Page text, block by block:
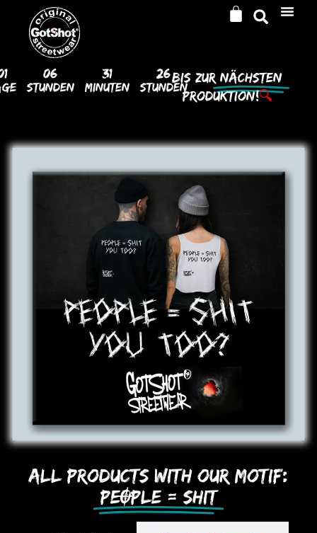
06
Stunden
31
Minuten
24
Stunden
Bis ZurNächsten
Produktion!🔍
All Products with our Motif:
PEOPLE = SHIT